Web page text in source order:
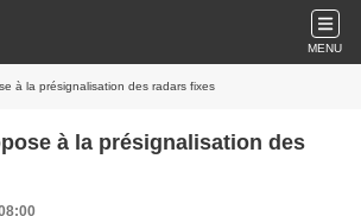
MENU
à la présignalisation des radars fixes
à la présignalisation des